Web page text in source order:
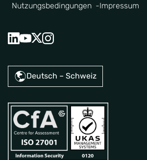
Nutzungsbedingungen Impressum
Deutsch – Schweiz